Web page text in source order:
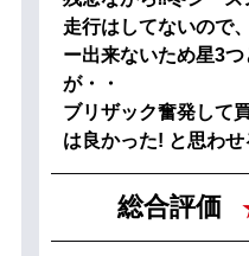
走行はしてないので
ー出来ないため星3
が・・
ブリザック奮発して
は良かった! と思わせ
総合評価